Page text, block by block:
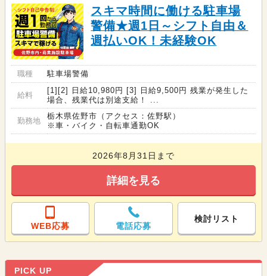
スキマ時間に働ける駐車場
警備★週1日～シフト自由＆
週払いOK！未経験OK
職種 駐車場警備
給料
[1][2] 日給10,980円 [3] 日給9,500円 残業が発生した
場合、残業代は別途支給！ ...
勤務地
栃木県佐野市（アクセス：佐野駅）
※車・バイク・自転車通勤OK
2026年8月31日まで
詳細を見る
WEB応募 電話応募
検討リスト
PICK UP